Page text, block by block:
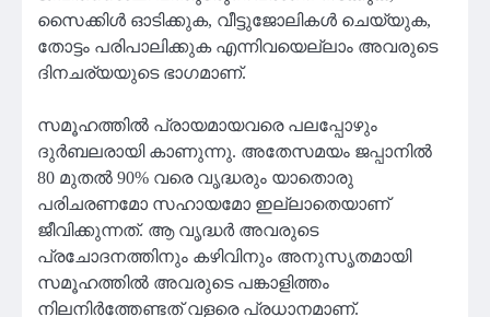
സൈക്കിൾ ഓടിക്കുക, വീട്ടുജോലികൾ ചെയ്യുക,
തോട്ടം പരിപാലിക്കുക എന്നിവയെല്ലാം അവരുടെ
ദിനചര്യയുടെ ഭാഗമാണ്.
സമൂഹത്തിൽ പ്രായമായവരെ പലപ്പോഴും
ദുർബലരായി കാണുന്നു. അതേസമയം ജപ്പാനിൽ
80 മുതൽ 90% വരെ വൃദ്ധരും യാതൊരു
പരിചരണമോ സഹായമോ ഇല്ലാതെയാണ്
ജീവിക്കുന്നത്. ആ വൃദ്ധർ അവരുടെ
പ്രചോദനത്തിനും കഴിവിനും അനുസൃതമായി
സമൂഹത്തിൽ അവരുടെ പങ്കാളിത്തം
നിലനിർത്തേണ്ടത് വളരെ പ്രധാനമാണ്.